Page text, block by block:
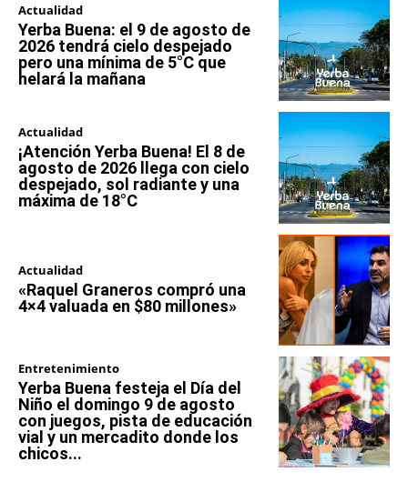
Actualidad
Yerba Buena: el 9 de agosto de
2026 tendrá cielo despejado
pero una mínima de 5°C que
helará la mañana
Actualidad
¡Atención Yerba Buena! El 8 de
agosto de 2026 llega con cielo
despejado, sol radiante y una
máxima de 18°C
Actualidad
«Raquel Graneros compró una
4×4 valuada en $80 millones»
Entretenimiento
Yerba Buena festeja el Día del
Niño el domingo 9 de agosto
con juegos, pista de educación
vial y un mercadito donde los
chicos...